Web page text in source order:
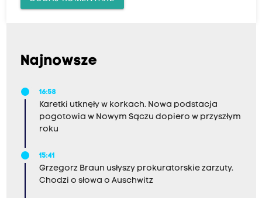
Najnowsze
16:58
Karetki utknęły w korkach. Nowa podstacja
pogotowia w Nowym Sączu dopiero w przyszłym
roku
15:41
Grzegorz Braun usłyszy prokuratorskie zarzuty.
Chodzi o słowa o Auschwitz